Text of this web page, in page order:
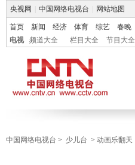
央视网 中国网络电视台 网站地图
首页 新闻 经济 体育 综艺 春晚
电视
频道大全 栏目大全 节目大全
中国网络电视台 > 少儿台 > 动画乐翻天